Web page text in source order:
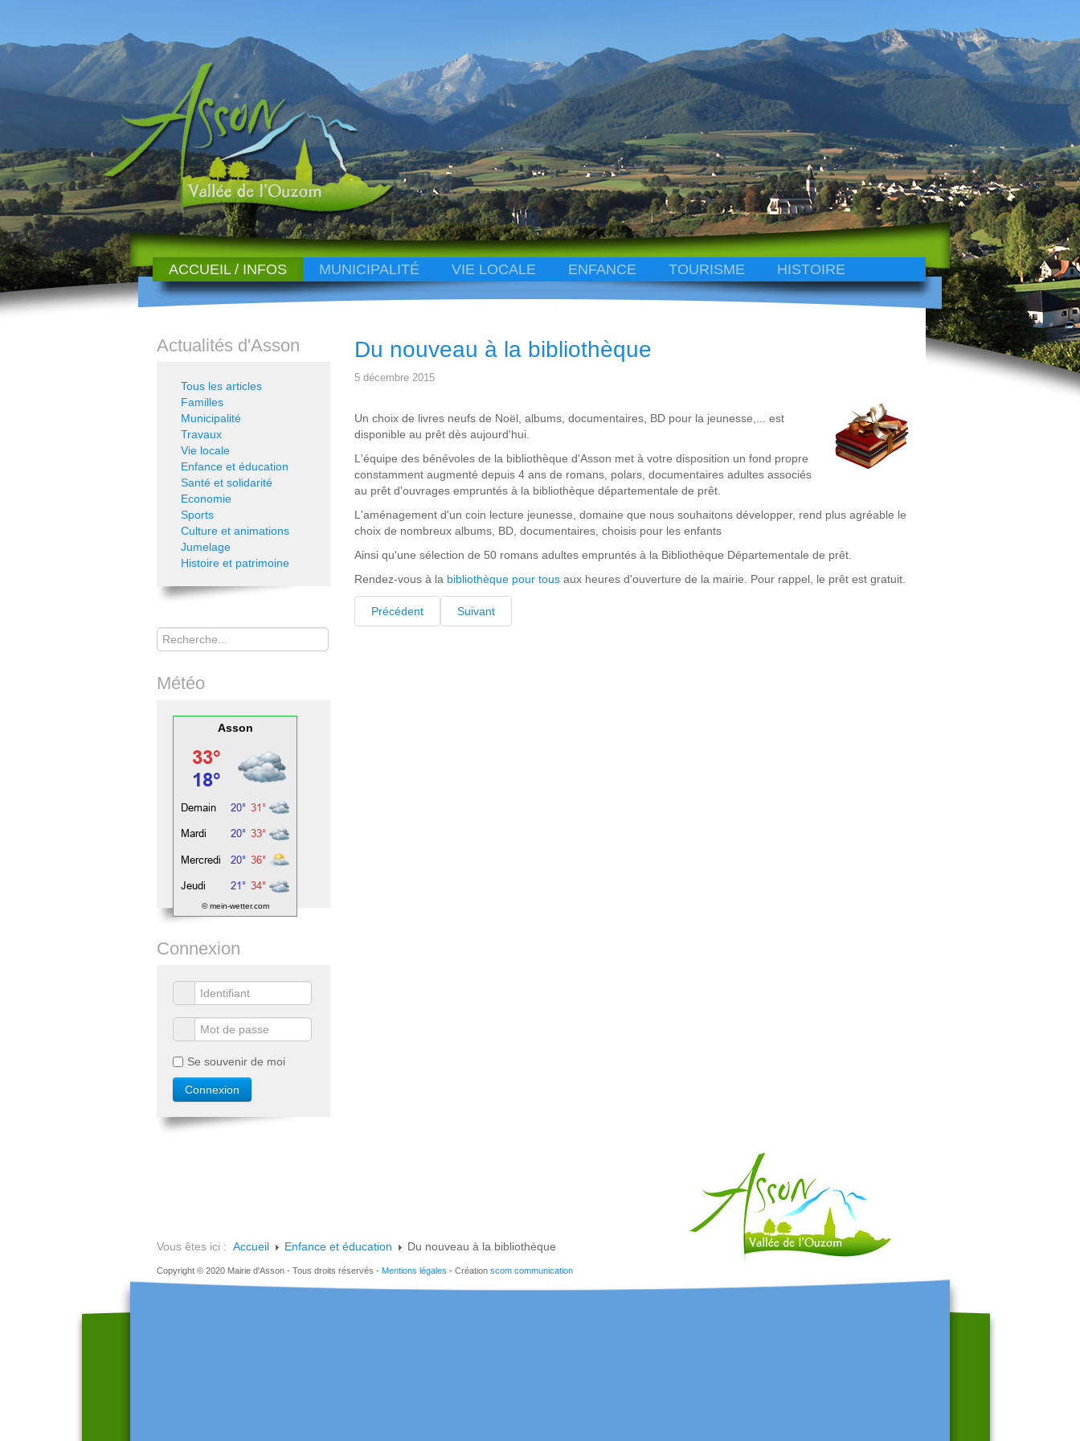
ACCUEIL / INFOS MUNICIPALITÉ VIE LOCALE ENFANCE TOURISME HISTOIRE
Du nouveau à la bibliothèque
5 décembre 2015
Un choix de livres neufs de Noël, albums, documentaires, BD pour la jeunesse,... est
disponible au prêt dès aujourd'hui.
L'équipe des bénévoles de la bibliothèque d'Asson met à votre disposition un fond propre
constamment augmenté depuis 4 ans de romans, polars, documentaires adultes associés
au prêt d'ouvrages empruntés à la bibliothèque départementale de prêt.
L'aménagement d'un coin lecture jeunesse, domaine que nous souhaitons développer, rend plus agréable le
choix de nombreux albums, BD, documentaires, choisis pour les enfants
Ainsi qu'une sélection de 50 romans adultes empruntés à la Bibliothèque Départementale de prêt.
Rendez-vous à la bibliothèque pour tous aux heures d'ouverture de la mairie. Pour rappel, le prêt est gratuit.
Précédent Suivant
Actualités d'Asson
Tous les articles
Familles
Municipalité
Travaux
Vie locale
Enfance et éducation
Santé et solidarité
Economie
Sports
Culture et animations
Jumelage
Histoire et patrimoine
Rechercher
Météo
Asson
© mein-wetter.com
Connexion
Se souvenir de moi
Vous êtes ici : Accueil Enfance et éducation Du nouveau à la bibliothèque
Copyright © 2020 Mairie d'Asson - Tous droits réservés - Mentions légales - Création scom communication